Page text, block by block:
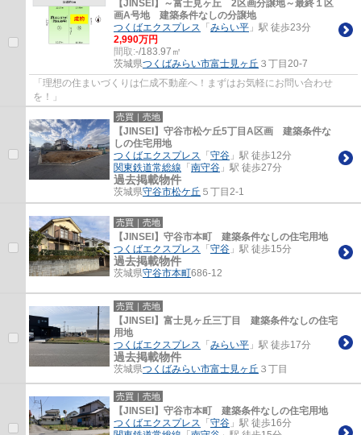
【JINSEI】～富士見ヶ丘 2区画分譲地～最終１区
画A号地 建築条件なしの分譲地
つくばエクスプレス 「 みらい平 」駅 徒歩23分
2,990万円
間取:-/183.97㎡
茨城県つくばみらい市富士見ヶ丘 ３丁目20-7
「理想の住まいづくりは仁成不動産へ！まずはお気軽にお問い合わせ
を！」
売買｜売地
【JINSEI】守谷市松ケ丘5丁目A区画 建築条件な
しの住宅用地
つくばエクスプレス 「 守谷 」駅 徒歩12分
関東鉄道常総線 「 南守谷 」駅 徒歩27分
過去掲載物件
茨城県守谷市松ケ丘 ５丁目2-1
売買｜売地
【JINSEI】守谷市本町 建築条件なしの住宅用地
つくばエクスプレス 「 守谷 」駅 徒歩15分
過去掲載物件
茨城県守谷市本町686-12
売買｜売地
【JINSEI】富士見ヶ丘三丁目 建築条件なしの住宅
用地
つくばエクスプレス 「 みらい平 」駅 徒歩17分
過去掲載物件
茨城県つくばみらい市富士見ヶ丘 ３丁目
売買｜売地
【JINSEI】守谷市本町 建築条件なしの住宅用地
つくばエクスプレス 「 守谷 」駅 徒歩16分